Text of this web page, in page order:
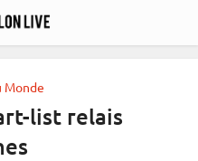
Monde
list relais